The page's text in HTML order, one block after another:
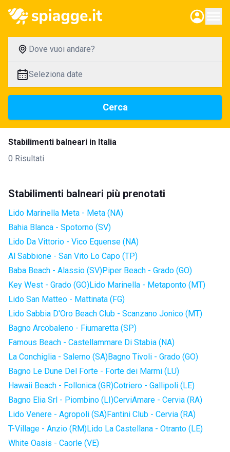
Dove vuoi andare?
Seleziona date
Cerca
Stabilimenti balneari in Italia
0 Risultati
Stabilimenti balneari più prenotati
Lido Marinella Meta - Meta (NA)
Bahia Blanca - Spotorno (SV)
Lido Da Vittorio - Vico Equense (NA)
Al Sabbione - San Vito Lo Capo (TP)
Baba Beach - Alassio (SV)Piper Beach - Grado (GO)
Key West - Grado (GO)Lido Marinella - Metaponto (MT)
Lido San Matteo - Mattinata (FG)
Lido Sabbia D'Oro Beach Club - Scanzano Jonico (MT)
Bagno Arcobaleno - Fiumaretta (SP)
Famous Beach - Castellammare Di Stabia (NA)
La Conchiglia - Salerno (SA)Bagno Tivoli - Grado (GO)
Bagno Le Dune Del Forte - Forte dei Marmi (LU)
Hawaii Beach - Follonica (GR)Cotriero - Gallipoli (LE)
Bagno Elia Srl - Piombino (LI)CerviAmare - Cervia (RA)
Lido Venere - Agropoli (SA)Fantini Club - Cervia (RA)
T-Village - Anzio (RM)Lido La Castellana - Otranto (LE)
White Oasis - Caorle (VE)